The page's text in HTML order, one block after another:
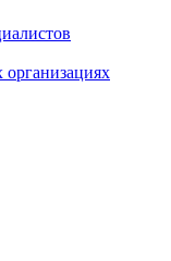
организациях